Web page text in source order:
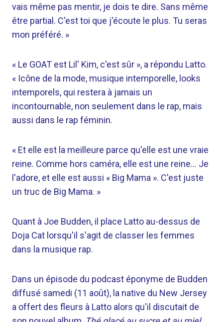
vais même pas mentir, je dois te dire. Sans même
être partial. C'est toi que j'écoute le plus. Tu seras
mon préféré. »
« Le GOAT est Lil' Kim, c'est sûr », a répondu Latto.
« Icône de la mode, musique intemporelle, looks
intemporels, qui restera à jamais un
incontournable, non seulement dans le rap, mais
aussi dans le rap féminin.
« Et elle est la meilleure parce qu'elle est une vraie
reine. Comme hors caméra, elle est une reine… Je
l'adore, et elle est aussi « Big Mama ». C'est juste
un truc de Big Mama. »
Quant à Joe Budden, il place Latto au-dessus de
Doja Cat lorsqu'il s'agit de classer les femmes
dans la musique rap.
Dans un épisode du podcast éponyme de Budden
diffusé samedi (11 août), la native du New Jersey
a offert des fleurs à Latto alors qu'il discutait de